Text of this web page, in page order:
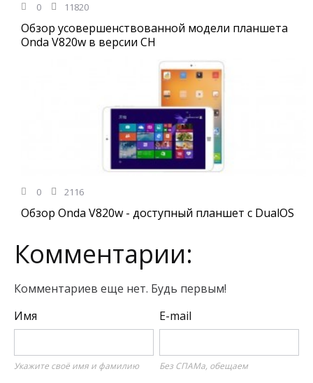
0 11820
Обзор усовершенствованной модели планшета
Onda V820w в версии CH
0 2116
Обзор Onda V820w - доступный планшет с DualOS
Комментарии:
Комментариев еще нет. Будь первым!
Имя
Укажите своё имя и фамилию
E-mail
Без СПАМа, обещаем